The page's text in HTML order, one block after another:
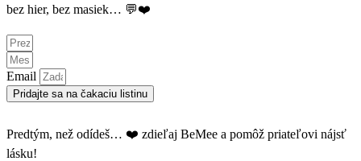
bez hier, bez masiek… 💬❤️
Email
Pridajte sa na čakaciu listinu
Predtým, než odídeš… ❤️ zdieľaj BeMee a pomôž priateľovi nájsť
lásku!